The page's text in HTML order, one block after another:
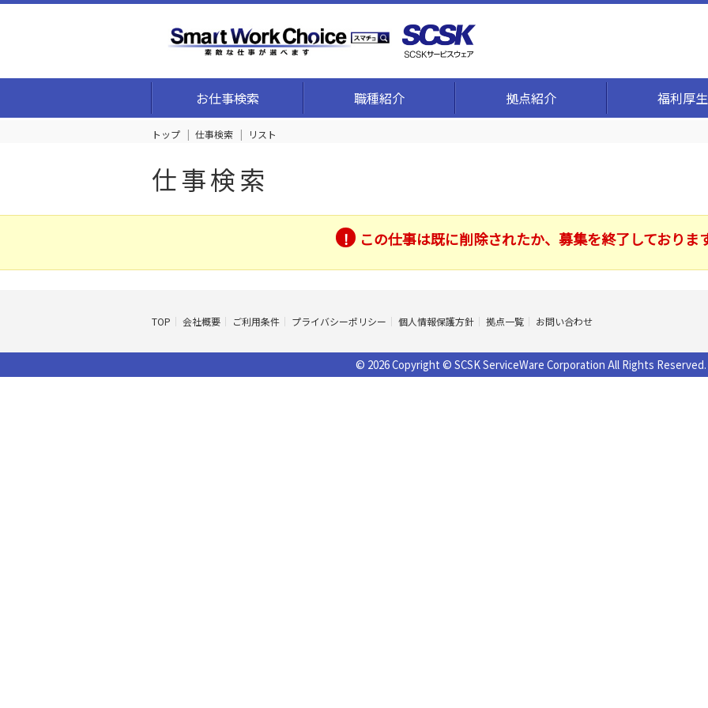
お仕事検索 職種紹介 拠点紹介 福利厚生
トップ 仕事検索 リスト
仕事検索
この仕事は既に削除されたか、募集を終了しておりま
TOP 会社概要 ご利用条件 プライバシーポリシー 個人情報保護方針 拠点一覧 お問い合わせ
© 2026 Copyright © SCSK ServiceWare Corporation All Rights Reserved.